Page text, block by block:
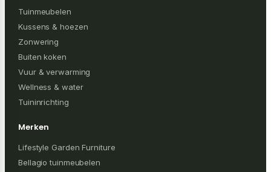
Tuinmeubelen
Kussens & hoezen
Zonwering
Buiten koken
Vuur & verwarming
Wellness & water
Tuininrichting
Merken
Lifestyle Garden Furniture
Bellagio tuinmeubelen